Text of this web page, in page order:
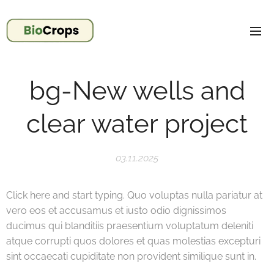
bg-New wells and
clear water project
03.11.2025
Click here and start typing. Quo voluptas nulla pariatur at
vero eos et accusamus et iusto odio dignissimos
ducimus qui blanditiis praesentium voluptatum deleniti
atque corrupti quos dolores et quas molestias excepturi
sint occaecati cupiditate non provident similique sunt in.